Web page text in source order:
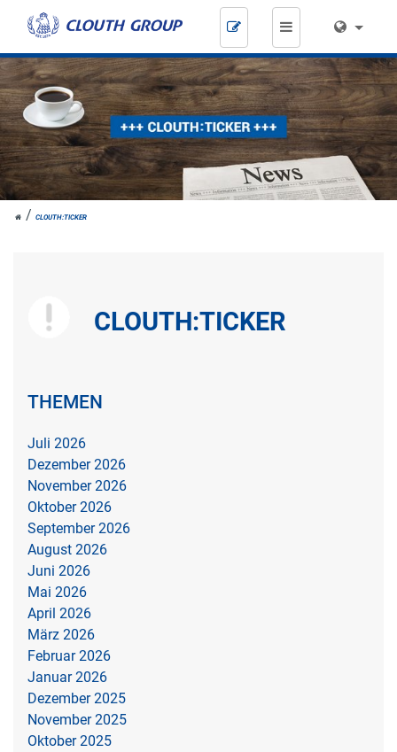
Zum
Inhalt
springen
HOME
CLOUTH:TICKER
CLOUTH:TICKER
THEMEN
Juli 2026
Dezember 2026
November 2026
Oktober 2026
September 2026
August 2026
Juni 2026
Mai 2026
April 2026
März 2026
Februar 2026
Januar 2026
Dezember 2025
November 2025
Oktober 2025